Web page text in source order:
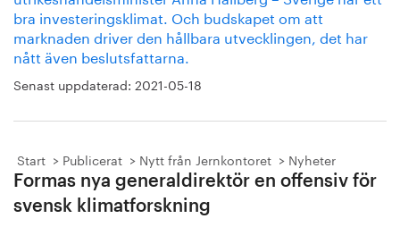
bra investeringsklimat. Och budskapet om att
marknaden driver den hållbara utvecklingen, det har
nått även beslutsfattarna.
Senast uppdaterad: 2021-05-18
Start Publicerat Nytt från Jernkontoret Nyheter
Formas nya generaldirektör en offensiv för
svensk klimatforskning